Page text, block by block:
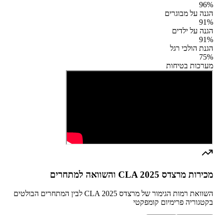
96%
הגנה על מבוגרים
91%
הגנה על ילדים
91%
הגנת הולכי רגל
75%
מערכות בטיחות
מכירות מרצדס CLA 2025 והשוואה למתחרים
השוואת רמות הגימור של מרצדס CLA 2025 לבין המתחרים הבולטים
בקטגוריה פרימיום קומפקטי